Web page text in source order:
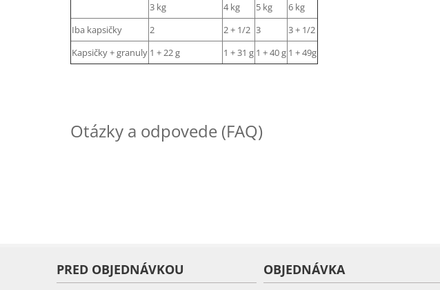
3 kg
4 kg 5 kg
6 kg
Iba kapsičky
2 2 + 1/2 3
3 + 1/2
Kapsičky + granuly 1 + 22 g 1 + 31 g 1 + 40 g 1 + 49g
Otázky a odpovede (FAQ)
PRED OBJEDNÁVKOU OBJEDNÁVKA